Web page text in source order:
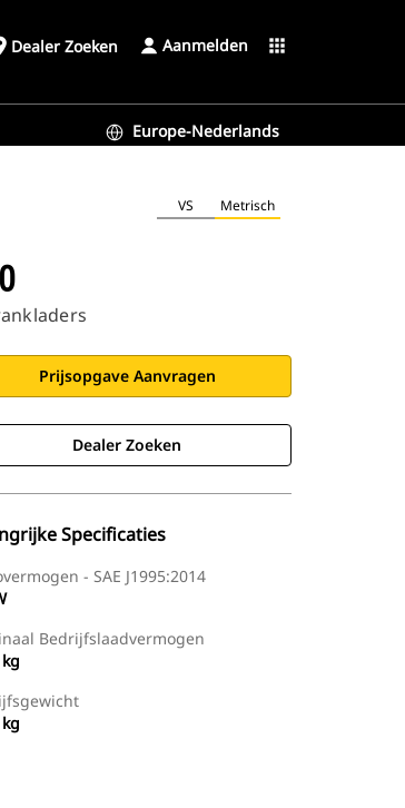
Dealer Zoeken Aanmelden apps
Europe-Nederlands
VS Metrisch
Prijsopgave Aanvragen
Dealer Zoeken
Specificaties
- SAE J1995:2014
Bedrijfslaadvermogen